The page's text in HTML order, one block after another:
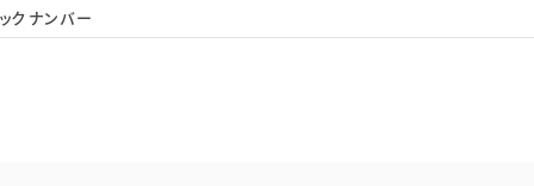
会社概要 個人情報保護
クナンバー